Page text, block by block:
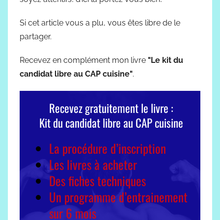
Si cet article vous a plu, vous êtes libre de le
partager.
Recevez en complément mon livre "Le kit du
candidat libre au CAP cuisine".